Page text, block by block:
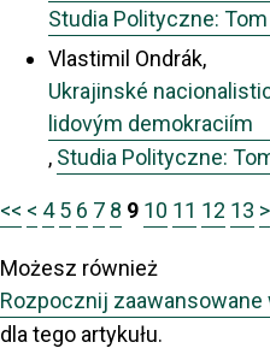
Studia Polityczne:
Vlastimil Ondrák,
Ukrajinské
lidovým demokraciím
, Studia Polityczne:
<< < 4 5 6 7 8 9 10 11 12 13 >
Możesz również
Rozpocznij
dla tego artykułu.